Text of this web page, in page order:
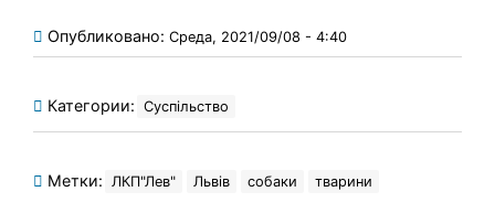
Опубликовано: Среда, 2021/09/08 - 4:40
Категории: Суспільство
Метки: ЛКП"Лев" Львів собаки тварини